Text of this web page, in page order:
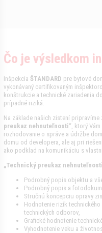
Čo je výsledkom
Inšpekcia ŠTANDARD pre bytové
vykonávaný certifikovaným
konštrukcie a technické zariadenia
prípadné riziká.
Na základe našich zistení
preukaz nehnuteľnosti“, ktorý
rozhodovanie o správe a údržbe
domu od developera, ale aj pri
ako podklad na komunikáciu s
„Technický preukaz
Podrobný popis objektu a
Podrobný popis a
Stručnú koncepciu opravy
Hodnotenie rizík
technických odborov,
Grafické hodnotenie
Vyhodnotenie veku a